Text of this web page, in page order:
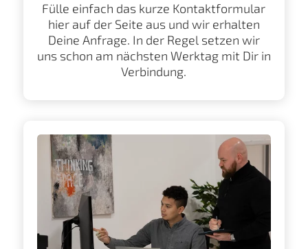
Fülle einfach das kurze Kontaktformular
hier auf der Seite aus und wir erhalten
Deine Anfrage. In der Regel setzen wir
uns schon am nächsten Werktag mit Dir in
Verbindung.